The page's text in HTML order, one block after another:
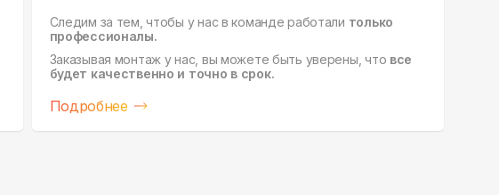
Следим за тем, чтобы у нас в команде работали только
профессионалы.
Заказывая монтаж у нас, вы можете быть уверены, что все
будет качественно и точно в срок.
Подробнее